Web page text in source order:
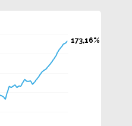
173,16%